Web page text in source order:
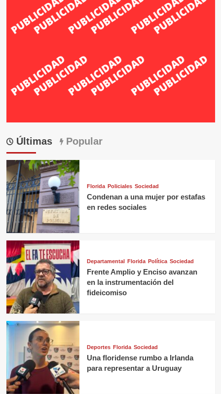
Últimas Popular
Florida Policiales Sociedad
Condenan a una mujer por estafas
en redes sociales
Departamental Florida Política Sociedad
Frente Amplio y Enciso avanzan
en la instrumentación del
fideicomiso
Deportes Florida Sociedad
Una floridense rumbo a Irlanda
para representar a Uruguay